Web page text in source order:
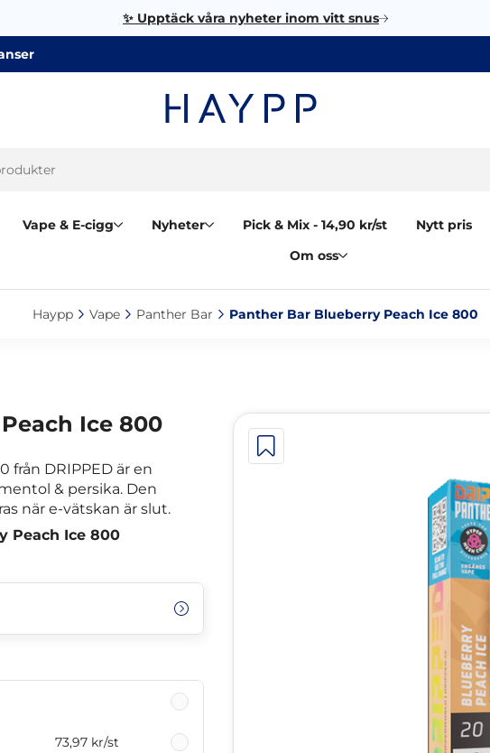
✨ Upptäck våra nyheter inom vitt snus
Vape & E-cigg Nyheter Pick & Mix - 14,90 kr/st Nytt pris
Om oss
Haypp‎ Vape‎ Panther Bar‎ Panther Bar Blueberry Peach Ice 800‎
Ice 800
från DRIPPED är en
& persika. Den
när e-vätskan är slut.
Peach Ice 800
73,97 kr/st